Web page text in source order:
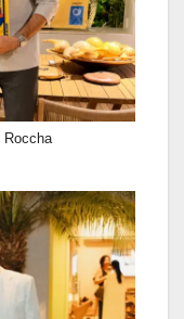
Roccha